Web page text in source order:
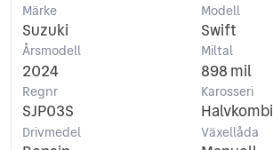
Märke
Suzuki
Modell
Swift
Årsmodell
2024
Miltal
898 mil
Regnr
SJP03S
Karosseri
Halvkombi
Drivmedel Växellåda